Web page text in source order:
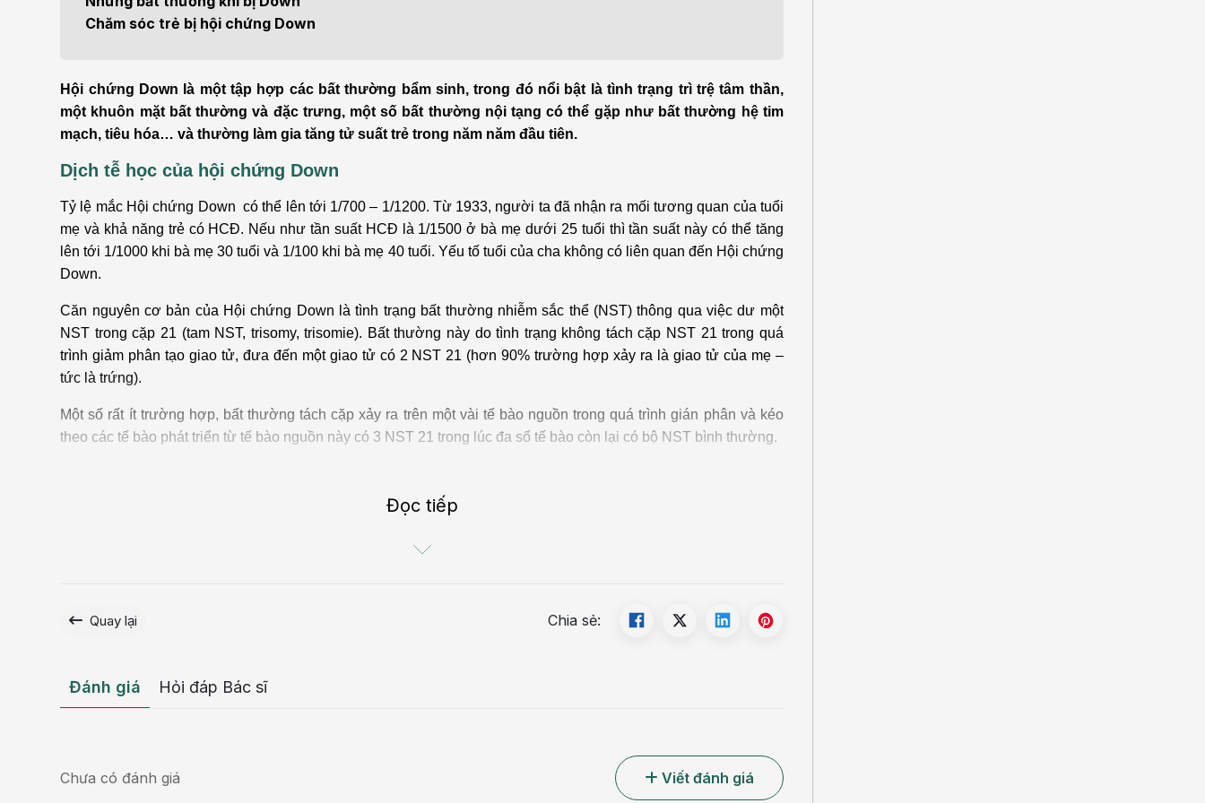
Thẩm mỹ
Tiêu hóa - Gan - Mật
Nội Tiết
Cấp cứu - Hồi sức tích
Thận - Tiết niệu
Vật lý trị liệu - Phục hồi
Ngoại khoa
Tâm lý và sức khỏe tâm
Chăm sóc trẻ bị hội chứng Down
Hội chứng Down là một tập hợp các bất thường bẩm sinh, trong đó nổi bật là tình trạng trì trệ tâm thần,
một khuôn mặt bất thường và đặc trưng, một số bất thường nội tạng có thể gặp như bất thường hệ tim
mạch, tiêu hóa… và thường làm gia tăng tử suất trẻ trong năm năm đầu tiên.
Dịch tễ học của hội chứng Down
Tỷ lệ mắc Hội chứng Down có thể lên tới 1/700 – 1/1200. Từ 1933, người ta đã nhận ra mối tương quan của tuổi
mẹ và khả năng trẻ có HCĐ. Nếu như tần suất HCĐ là 1/1500 ở bà mẹ dưới 25 tuổi thì tần suất này có thể tăng
lên tới 1/1000 khi bà mẹ 30 tuổi và 1/100 khi bà mẹ 40 tuổi. Yếu tố tuổi của cha không có liên quan đến Hội chứng
Down.
Căn nguyên cơ bản của Hội chứng Down là tình trạng bất thường nhiễm sắc thể (NST) thông qua việc dư một
NST trong cặp 21 (tam NST, trisomy, trisomie). Bất thường này do tình trạng không tách cặp NST 21 trong quá
trình giảm phân tạo giao tử, đưa đến một giao tử có 2 NST 21 (hơn 90% trường hợp xảy ra là giao tử của mẹ –
tức là trứng).
Một số rất ít trường hợp, bất thường tách cặp xảy ra trên một vài tế bào nguồn trong quá trình gián phân và kéo
theo các tế bào phát triển từ tế bào nguồn này có 3 NST 21 trong lúc đa số tế bào còn lại có bộ NST bình thường.
Đọc tiếp
Quay lại Chia sẻ:
Đánh giá Hỏi đáp Bác sĩ
Chưa có đánh giá Viết đánh giá